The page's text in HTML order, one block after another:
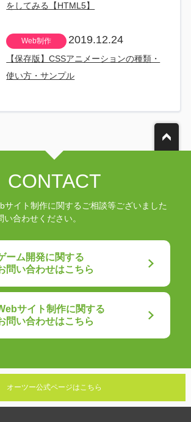
をしてみる【HTML5】
Web制作 2019.12.24
【保存版】CSSアニメーションの種類・
使い方・サンプル
CONTACT
サイト制作に関するご相談等ございました
合わせください。
ーム開発に関する
問い合わせはこちら
サイト制作に関する
問い合わせはこちら
オーツー公式ページはこちら